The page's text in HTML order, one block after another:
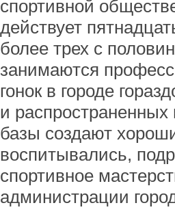
спортивной
действует
более трех с
занимаются
гонок в городе
и распространенных
базы создают
воспитывались,
спортивное
администрации